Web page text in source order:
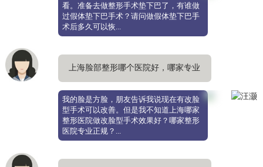
看。准备去做整形手术垫下巴了，有谁做
过假体垫下巴手术？请问做假体垫下巴手
术后多久可以恢...
上海脸部整形哪个医院好，哪家专业
我的脸是方脸，朋友告诉我说现在有改脸
型手术可以改善。但是我不知道上海哪家
整形医院做改脸型手术效果好？哪家整形
医院专业正规？...